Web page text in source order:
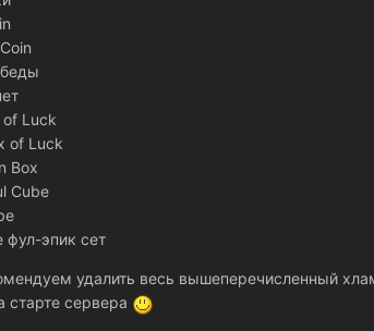
of Luck
of Luck
Box
Cube
фул-эпик сет
удалить весь вышеперечисленный
старте сервера